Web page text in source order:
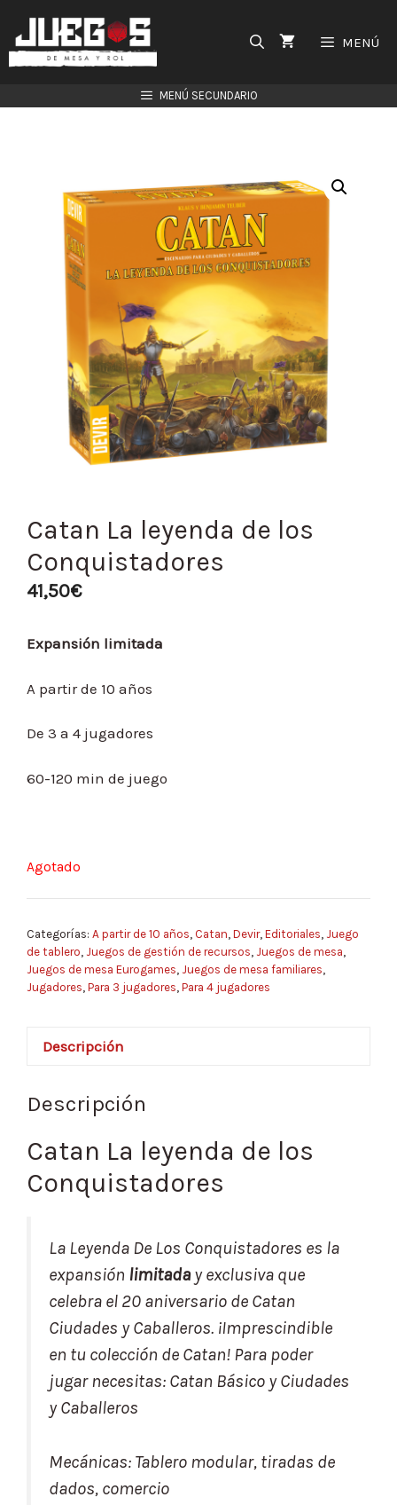
contenido
MENÚ
MENÚ SECUNDARIO
Catan La leyenda de los
Conquistadores
41,50€
Expansión limitada
A partir de 10 años
De 3 a 4 jugadores
60-120 min de juego
Agotado
Categorías: A partir de 10 años, Catan, Devir, Editoriales, Juego
de tablero, Juegos de gestión de recursos, Juegos de mesa,
Juegos de mesa Eurogames, Juegos de mesa familiares,
Jugadores, Para 3 jugadores, Para 4 jugadores
Descripción
Descripción
Catan La leyenda de los
Conquistadores
La Leyenda De Los Conquistadores es la
expansión limitaday exclusiva que
celebra el 20 aniversario de Catan
Ciudades y Caballeros. ¡Imprescindible
en tu colección de Catan! Para poder
jugar necesitas: Catan Básico y Ciudades
y Caballeros
Mecánicas: Tablero modular, tiradas de
dados, comercio